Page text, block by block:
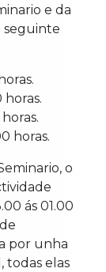
e da
seguinte
horas.
horas.
o
ás 01.00
por unha
todas elas